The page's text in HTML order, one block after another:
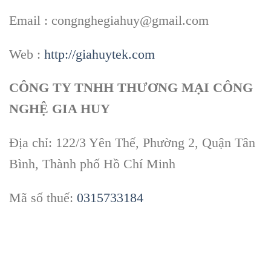
Email : congnghegiahuy@gmail.com
Web : http://giahuytek.com
CÔNG TY TNHH THƯƠNG MẠI CÔNG
NGHỆ GIA HUY
Địa chỉ: 122/3 Yên Thế, Phường 2, Quận Tân
Bình, Thành phố Hồ Chí Minh
Mã số thuế: 0315733184